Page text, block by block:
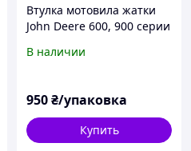
Втулка мотовила жатки
John Deere 600, 900 серии
В наличии
950₴/упаковка
Купить